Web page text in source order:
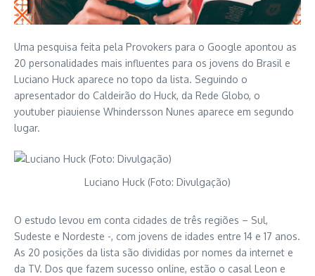
Uma pesquisa feita pela Provokers para o Google apontou as
20 personalidades mais influentes para os jovens do Brasil e
Luciano Huck aparece no topo da lista. Seguindo o
apresentador do Caldeirão do Huck, da Rede Globo, o
youtuber piauiense Whindersson Nunes aparece em segundo
lugar.
Luciano Huck (Foto: Divulgação)
O estudo levou em conta cidades de três regiões – Sul,
Sudeste e Nordeste -, com jovens de idades entre 14 e 17 anos.
As 20 posições da lista são divididas por nomes da internet e
da TV. Dos que fazem sucesso online, estão o casal Leon e